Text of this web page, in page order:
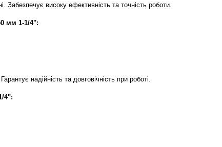
Забезпечує високу ефективність та точність роботи.
мм 1-1/4":
надійність та довговічність при роботі.
4":